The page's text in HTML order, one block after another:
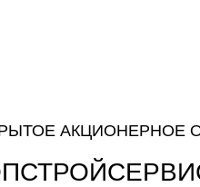
АКЦИОНЕРНОЕ